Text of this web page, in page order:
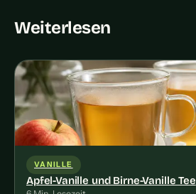
Weiterlesen
VANILLE
Apfel-Vanille und Birne-Vanille Tee